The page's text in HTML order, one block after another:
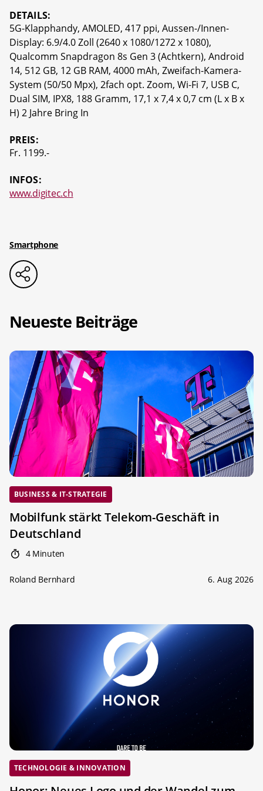
DETAILS:
5G-Klapphandy, AMOLED, 417 ppi, Aussen-/Innen-
Display: 6.9/4.0 Zoll (2640 x 1080/1272 x 1080),
Qualcomm Snapdragon 8s Gen 3 (Achtkern), Android
14, 512 GB, 12 GB RAM, 4000 mAh, Zweifach-Kamera-
System (50/50 Mpx), 2fach opt. Zoom, Wi-Fi 7, USB C,
Dual SIM, IPX8, 188 Gramm, 17,1 x 7,4 x 0,7 cm (L x B x
H) 2 Jahre Bring In
PREIS:
Fr. 1199.-
INFOS:
www.digitec.ch
Smartphone
Neueste Beiträge
BUSINESS & IT-STRATEGIE
Mobilfunk stärkt Telekom-Geschäft in
Deutschland
4 Minuten
Roland Bernhard 6. Aug 2026
TECHNOLOGIE & INNOVATION